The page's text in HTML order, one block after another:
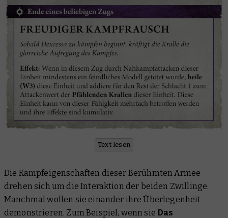
Text lesen
Die Kampfeigenschaften dieser Berühmten Armee
drehen sich um die Interaktion der beiden Zwillinge.
Manchmal wollen sie einander ihre Überlegenheit
demonstrieren. Zum Beispiel, wenn sie Das